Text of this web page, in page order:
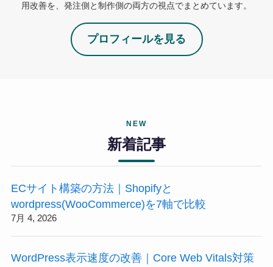
用改善を、発注側と制作側の両方の視点でまとめています。
プロフィールを見る
NEW
新着記事
ECサイト構築の方法｜Shopifyと
wordpress(WooCommerce)を7軸で比較
7月 4, 2026
WordPress表示速度の改善｜Core Web Vitals対策